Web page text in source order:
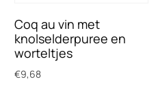
Coq au vin met
knolselderpuree en
worteltjes
€9,68